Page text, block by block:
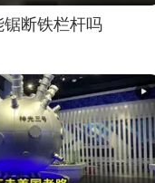
断铁栏杆吗